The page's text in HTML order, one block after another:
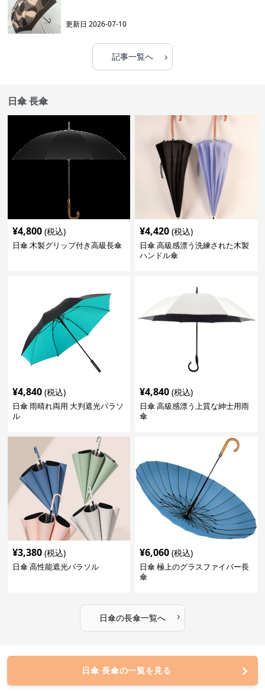
更新日2026-07-10
記事一覧へ ›
日傘 長傘
¥4,800 (税込)
日傘 木製グリップ付き高級長傘
¥4,420 (税込)
日傘 高級感漂う洗練された木製
ハンドル傘
¥4,840 (税込)
日傘 雨晴れ両用 大判遮光パラソ
ル
¥4,840 (税込)
日傘 高級感漂う上質な紳士用雨
傘
¥3,380 (税込)
日傘 高性能遮光パラソル
¥6,060 (税込)
日傘 極上のグラスファイバー長
傘
日傘の長傘一覧へ ›
日傘 長傘の一覧を見る